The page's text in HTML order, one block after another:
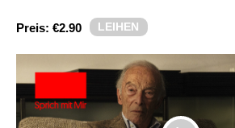
Events
So geht’s
Filmpakete
Preis: €2.90 LEIHEN